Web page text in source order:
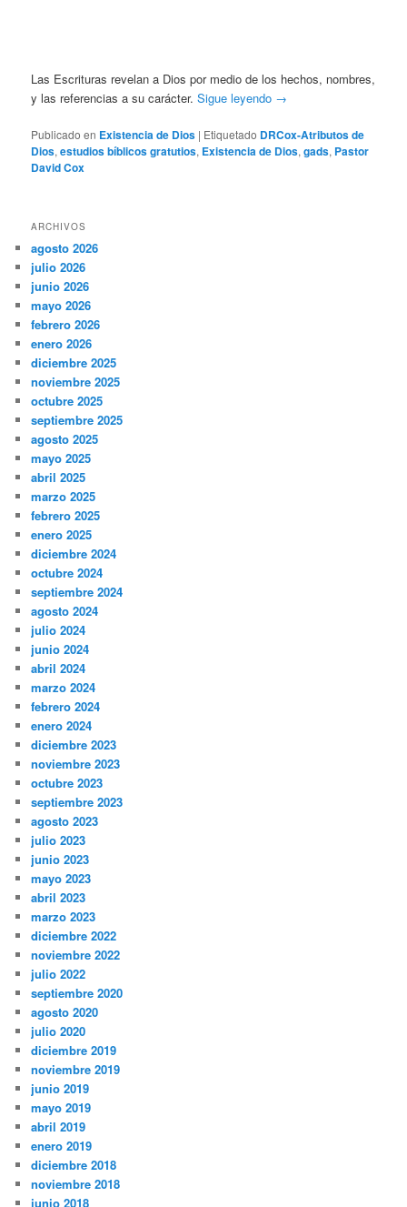
Las Escrituras revelan a Dios por medio de los hechos, nombres,
y las referencias a su carácter.Sigue leyendo →
Publicado en Existencia de Dios | Etiquetado DRCox-Atributos de
Dios,estudios bíblicos gratutios, Existencia de Dios,gads, Pastor
David Cox
ARCHIVOS
agosto 2026
julio 2026
junio 2026
mayo 2026
febrero 2026
enero 2026
diciembre 2025
noviembre 2025
octubre 2025
septiembre 2025
agosto 2025
mayo 2025
abril 2025
marzo 2025
febrero 2025
enero 2025
diciembre 2024
octubre 2024
septiembre 2024
agosto 2024
julio 2024
junio 2024
abril 2024
marzo 2024
febrero 2024
enero 2024
diciembre 2023
noviembre 2023
octubre 2023
septiembre 2023
agosto 2023
julio 2023
junio 2023
mayo 2023
abril 2023
marzo 2023
diciembre 2022
noviembre 2022
julio 2022
septiembre 2020
agosto 2020
julio 2020
diciembre 2019
noviembre 2019
junio 2019
mayo 2019
abril 2019
enero 2019
diciembre 2018
noviembre 2018
junio 2018